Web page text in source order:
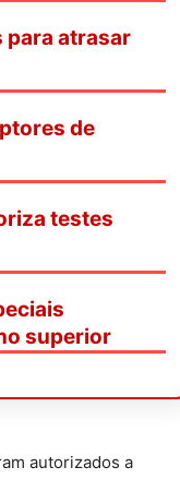
para atrasar
de
testes
superior
autorizados a